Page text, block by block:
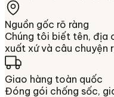
Nguồn gốc rõ ràng
Chúng tôi biết tên, địa
xuất xứ và câu chuyện
Giao hàng toàn quốc
Đóng gói chống sốc,